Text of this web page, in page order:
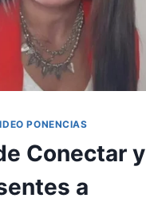
PONENCIAS
Conectar y
a